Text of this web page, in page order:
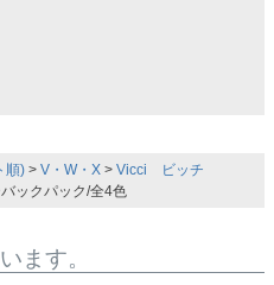
順) V・W・X
Vicci ビッチ
ックパック/全4色
ます。